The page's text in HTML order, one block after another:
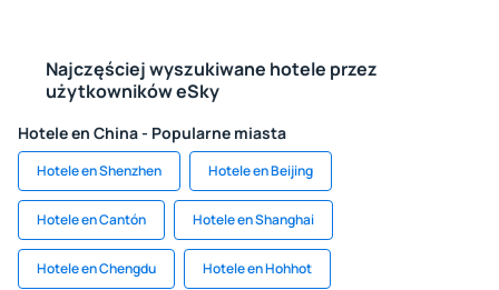
Najczęściej wyszukiwane hotele przez
użytkowników eSky
Hotele en China - Popularne miasta
Hotele en Shenzhen Hotele en Beijing
Hotele en Cantón Hotele en Shanghai
Hotele en Chengdu Hotele en Hohhot